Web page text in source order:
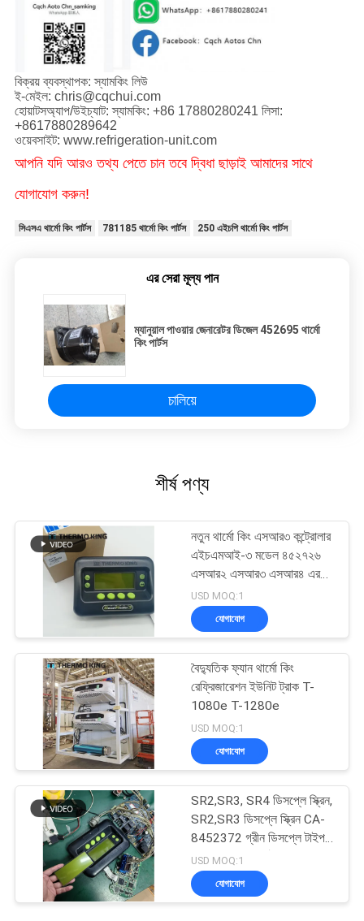
বিক্রয় ব্যবস্থাপক: স্যামকিং লিউ
ই-মেইল: chris@cqchui.com
হোয়াটসঅ্যাপ/উইচ্যাট: স্যামকিং: +86 17880280241 লিসা:
+8617880289642
ওয়েবসাইট: www.refrigeration-unit.com
আপনি যদি আরও তথ্য পেতে চান তবে দ্বিধা ছাড়াই আমাদের সাথে
যোগাযোগ করুন!
সিএসএ থার্মো কিং পার্টস 781185 থার্মো কিং পার্টস 250 এইচপি থার্মো কিং পার্টস
এর সেরা মূল্য পান
ম্যানুয়াল পাওয়ার জেনারেটর ডিজেল 452695 থার্মো
কিং পার্টস
চালিয়ে
শীর্ষ পণ্য
নতুন থার্মো কিং এসআর৩ কন্ট্রোলার
এইচএমআই-৩ মডেল ৪৫২৭২৬
এসআর২ এসআর৩ এসআর৪ এর
জন্য মেরামত পরিষেবা সহ
USD MOQ:1
যোগাযোগ
বৈদ্যুতিক ফ্যান থার্মো কিং
রেফ্রিজারেশন ইউনিট ট্রাক T-
1080e T-1280e
USD MOQ:1
যোগাযোগ
SR2,SR3, SR4 ডিসপ্লে স্ক্রিন,
SR2,SR3 ডিসপ্লে স্ক্রিন CA-
8452372 গ্রীন ডিসপ্লে টাইপ
এলসিডি স্ক্রিন থার্মো কিং SB210
SB230 HMIs আফটারমার্কেট
স্পেয়ার পার্টস
USD MOQ:1
যোগাযোগ